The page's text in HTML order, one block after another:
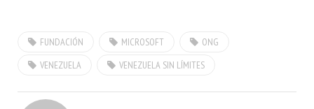
nuestro invitado el Ing
Jesús Márquez, Analista de
Con-Cafe desde Maracay,
de los…